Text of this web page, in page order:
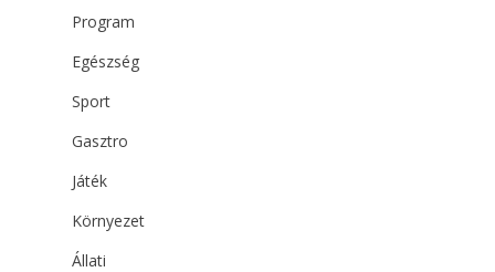
Program
Egészség
Sport
Gasztro
Játék
Környezet
Állati